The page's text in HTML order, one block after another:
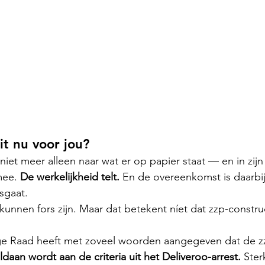
nu voor jou?
meer alleen naar wat er op papier staat — en in
De werkelijkheid telt. En de overeenkomst is
fors zijn. Maar dat betekent níet dat zzp-
Raad heeft met zoveel woorden aangegeven dat de
wordt aan de criteria uit het Deliveroo-arrest.